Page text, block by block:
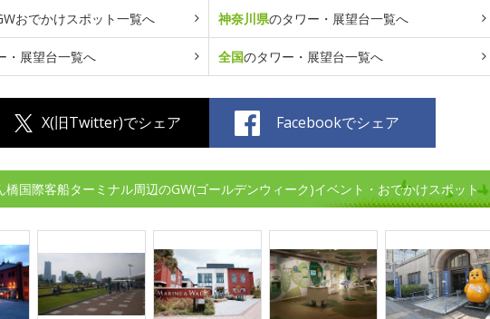
おでかけスポット一覧へ 神奈川県のタワー・展望台一覧へ
・展望台一覧へ 全国のタワー・展望台一覧へ
X(旧Twitter)でシェア Facebookでシェア
橋国際客船ターミナル周辺のGW(ゴールデンウィーク)イベント・おでかけスポット